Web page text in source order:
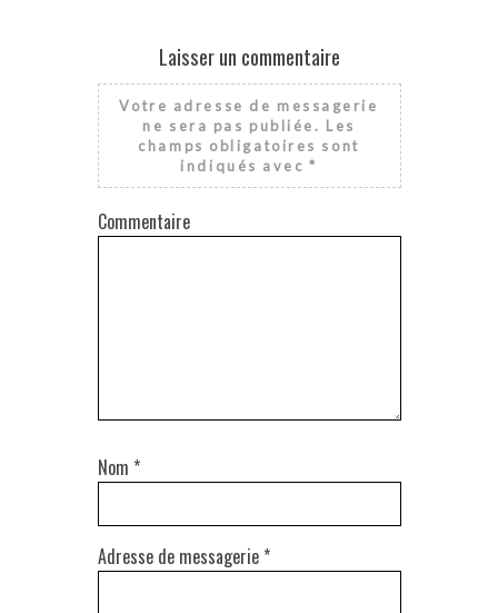
Laisser un commentaire
Votre adresse de messagerie
ne sera pas publiée. Les
champs obligatoires sont
indiqués avec*
Commentaire
Nom *
Adresse de messagerie *